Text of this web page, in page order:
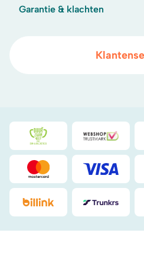
Garantie & klachten
Duurzaamheidsprijs
Mastercard Visa
Billink DHL